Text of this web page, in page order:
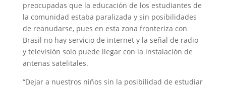
preocupadas que la educación de los estudiantes de
la comunidad estaba paralizada y sin posibilidades
de reanudarse, pues en esta zona fronteriza con
Brasil no hay servicio de internet y la señal de radio
y televisión solo puede llegar con la instalación de
antenas satelitales.
“Dejar a nuestros niños sin la posibilidad de estudiar